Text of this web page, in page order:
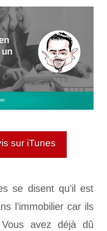
sur iTunes
se disent qu’il est
l’immobilier car ils
avez déjà dû